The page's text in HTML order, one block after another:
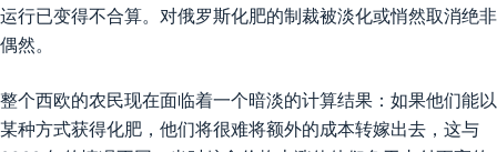
运行已变得不合算。对俄罗斯化肥的制裁被淡化或悄然取消绝非
偶然。
整个西欧的农民现在面临着一个暗淡的计算结果：如果他们能以
某种方式获得化肥，他们将很难将额外的成本转嫁出去，这与